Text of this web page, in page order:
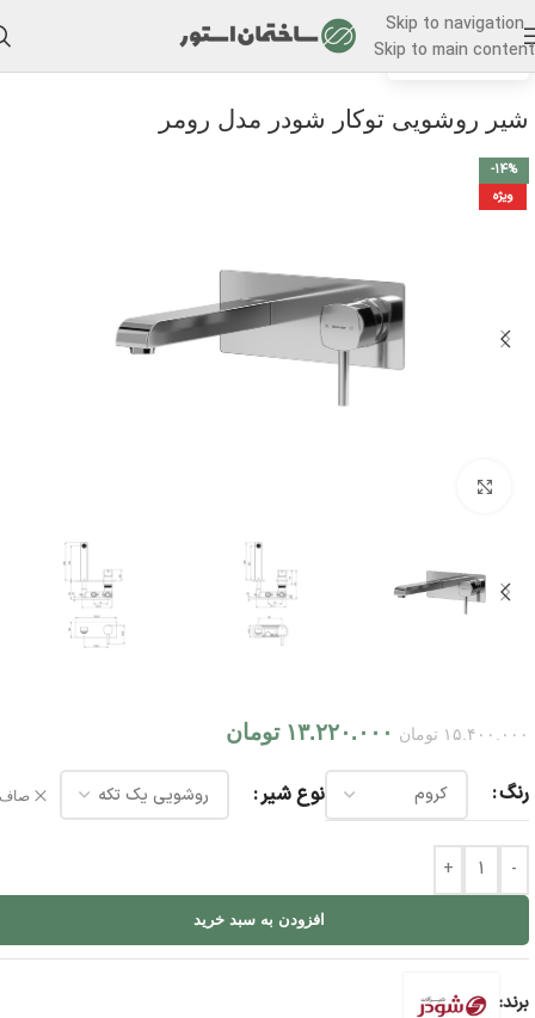
Skip to navigation
Skip to main content
خانه/شیرآلات توکار
شیر روشویی توکار شودر مدل رومر
-14%
ویژه
۱۵.۴۰۰.۰۰۰ تومان ۱۳.۲۲۰.۰۰۰ تومان
رنگ نوع شیر صاف
-
+
افزودن به سبد خرید
برند: